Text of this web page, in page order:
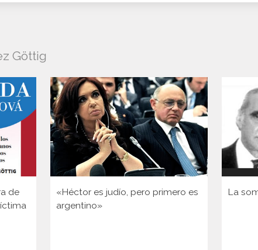
Göttig
de
«Héctor es judío, pero primero es
argentino»
La